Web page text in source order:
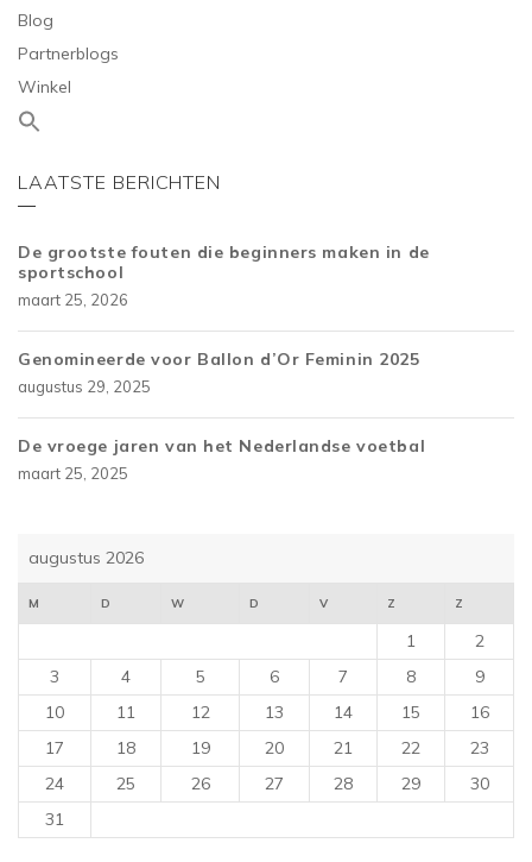
Blog
Partnerblogs
Winkel
LAATSTE BERICHTEN
De grootste fouten die beginners maken in de
sportschool
maart 25, 2026
Genomineerde voor Ballon d’Or Feminin 2025
augustus 29, 2025
De vroege jaren van het Nederlandse voetbal
maart 25, 2025
augustus 2026
M D W D V Z Z
1
2
3
4 5 6 7 8
9
10
11 12 13 14 15
16
17
18 19 20 21 22
23
24
25 26 27 28 29
30
31